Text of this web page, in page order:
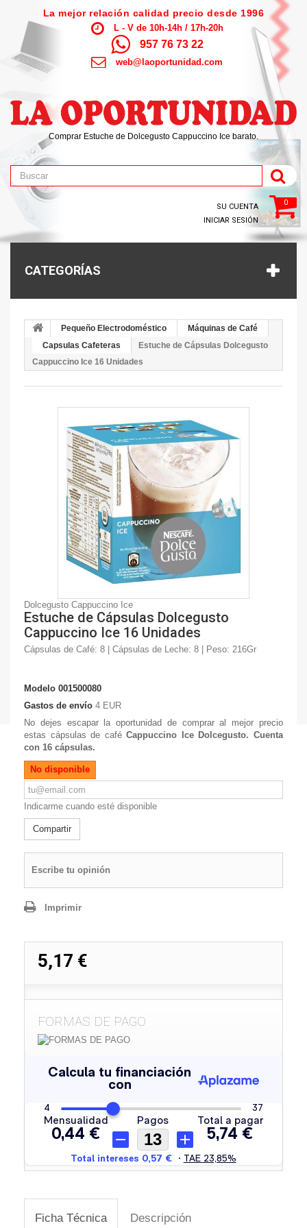
La mejor relación calidad precio desde 1996
L - V de 10h-14h / 17h-20h
957 76 73 22
web@laoportunidad.com
Comprar Estuche de Dolcegusto Cappuccino Ice barato.
0
SU CUENTA
INICIAR SESIÓN
CATEGORÍAS
Pequeño Electrodoméstico
Máquinas de Café
Capsulas Cafeteras
Estuche de Cápsulas Dolcegusto
Cappuccino Ice 16 Unidades
Dolcegusto Cappuccino Ice
Estuche de Cápsulas Dolcegusto
Cappuccino Ice 16 Unidades
Cápsulas de Café: 8 | Cápsulas de Leche: 8 | Peso: 216Gr
Modelo 001500080
Gastos de envío 4 EUR
No dejes escapar la oportunidad de comprar al mejor precio
estas cápsulas de caféCappuccino Ice Dolcegusto. Cuenta
con 16 cápsulas.
No disponible
Indicarme cuando esté disponible
Compartir
Escribe tu opinión
Imprimir
5,17 €
FORMAS DE PAGO
Ficha Técnica Descripción